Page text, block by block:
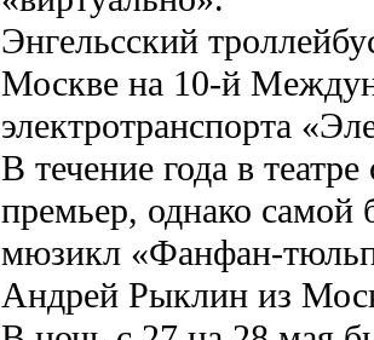
Энгельсский
Москве на 10-й
электротранспорта
В течение года в
премьер, однако самой
мюзикл «Фанфан-
Андрей Рыклин из